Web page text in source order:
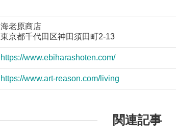
海老原商店
東京都千代田区神田須田町2-13
https://www.ebiharashoten.com/
https://www.art-reason.com/living
関連記事